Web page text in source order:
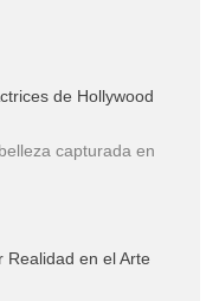
de Hollywood
capturada en
Realidad en el Arte